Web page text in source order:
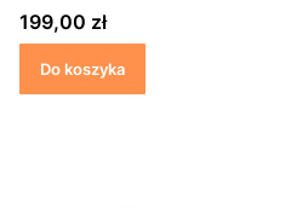
Cena
199,00 zł
Do koszyka